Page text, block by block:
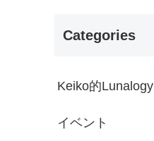
Categories
Keiko的Lunalogy
イベント